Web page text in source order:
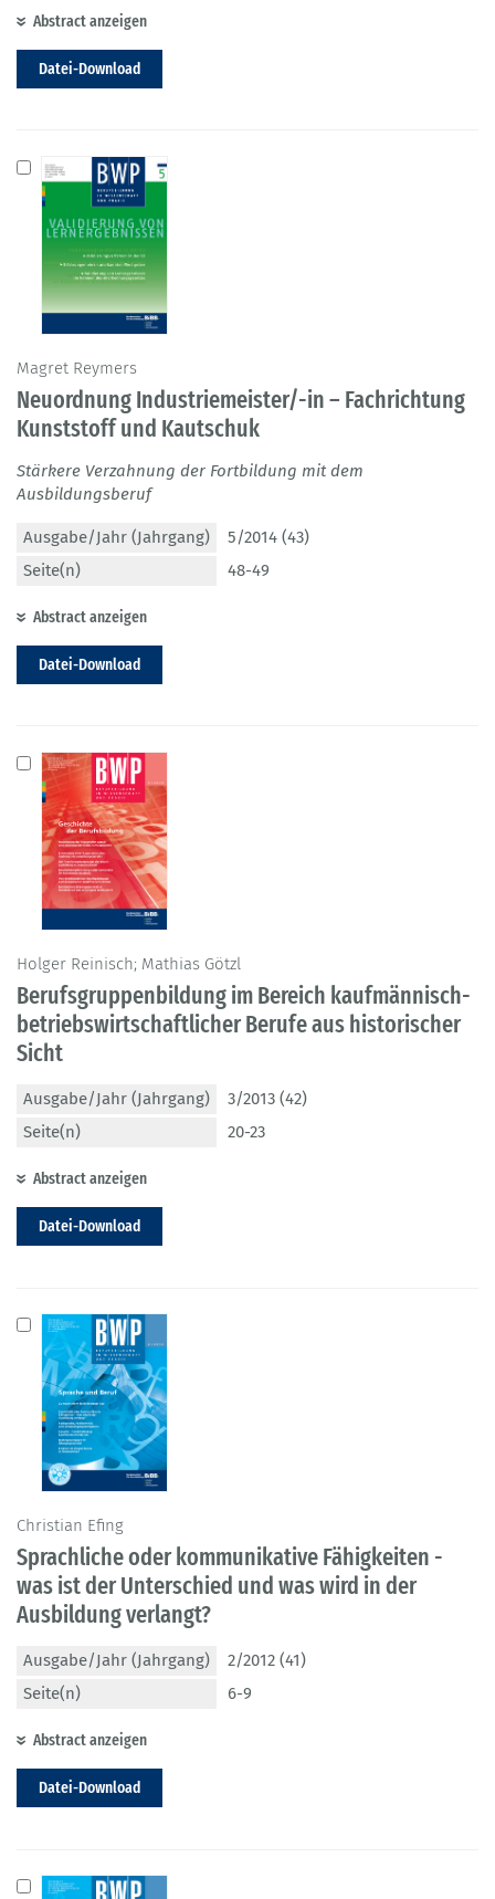
Abstract anzeigen
Datei-Download
Magret Reymers
Neuordnung Industriemeister/-in – Fachrichtung
Kunststoff und Kautschuk
Stärkere Verzahnung der Fortbildung mit dem
Ausbildungsberuf
Ausgabe/Jahr (Jahrgang)
5/2014 (43)
Seite(n)
48-49
Abstract anzeigen
Datei-Download
Holger Reinisch; Mathias Götzl
Berufsgruppenbildung im Bereich kaufmännisch-
betriebswirtschaftlicher Berufe aus historischer
Sicht
Ausgabe/Jahr (Jahrgang)
3/2013 (42)
Seite(n)
20-23
Abstract anzeigen
Datei-Download
Christian Efing
Sprachliche oder kommunikative Fähigkeiten -
was ist der Unterschied und was wird in der
Ausbildung verlangt?
Ausgabe/Jahr (Jahrgang)
2/2012 (41)
Seite(n)
6-9
Abstract anzeigen
Datei-Download